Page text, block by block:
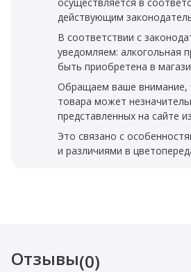
действующим
В соответствии с
уведомляем: алкогольная
быть приобретена в
Обращаем ваше внимание,
товара может
представленных на сайте
Это связано с
и различиями в
Отзывы(0)